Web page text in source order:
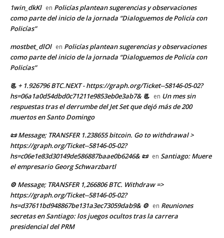
1win_dkKl en Policías plantean sugerencias y observaciones
como parte del inicio de la jornada “Dialoguemos de Policía con
Policías”
mostbet_dlOl en Policías plantean sugerencias y observaciones
como parte del inicio de la jornada “Dialoguemos de Policía con
Policías”
📃 + 1.926796 BTC.NEXT - https://graph.org/Ticket--58146-05-02?
hs=06a1a0d54dbd0c71211e9853eb0e3ab7& 📃 en Un mes sin
respuestas tras el derrumbe del Jet Set que dejó más de 200
muertos en Santo Domingo
📜 Message; TRANSFER 1.238655 bitcoin. Go to withdrawal >
https://graph.org/Ticket--58146-05-02?
hs=c06e1e83d30149de586887baae0b6246& 📜 en Santiago: Muere
el empresario Georg Schwarzbartl
⚙ Message; TRANSFER 1,266806 BTC. Withdraw =>
https://graph.org/Ticket--58146-05-02?
hs=d37611bd948867be131a3ec73059dab9& ⚙ en Reuniones
secretas en Santiago: los juegos ocultos tras la carrera
presidencial del PRM